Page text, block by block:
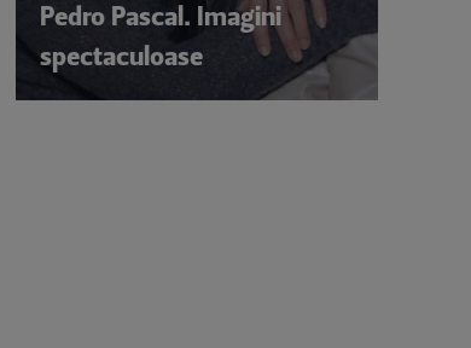
Pedro Pascal. Imagini
spectaculoase